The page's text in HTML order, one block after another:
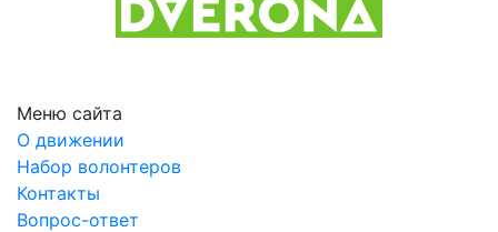
Меню сайта
О движении
Набор волонтеров
Контакты
Вопрос-ответ